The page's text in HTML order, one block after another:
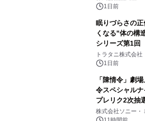
1日前
眠りづらさの
くなる"体の構
シリーズ第1回
トラタニ株式会社
1日前
「陳情令」劇
令スペシャル
プレリク2次抽
株式会社ソニー・
ンズ